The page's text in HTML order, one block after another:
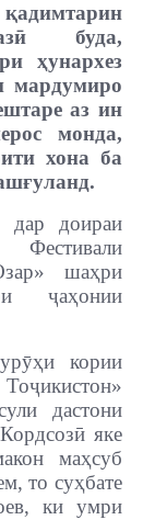
қадимтарин
буда,
ҳунархез
мардумиро
аз ин
монда,
хона ба
доираи
шаҳри
ҷаҳонии
кории
дастони
яке
маҳсуб
то суҳбате
ки умри